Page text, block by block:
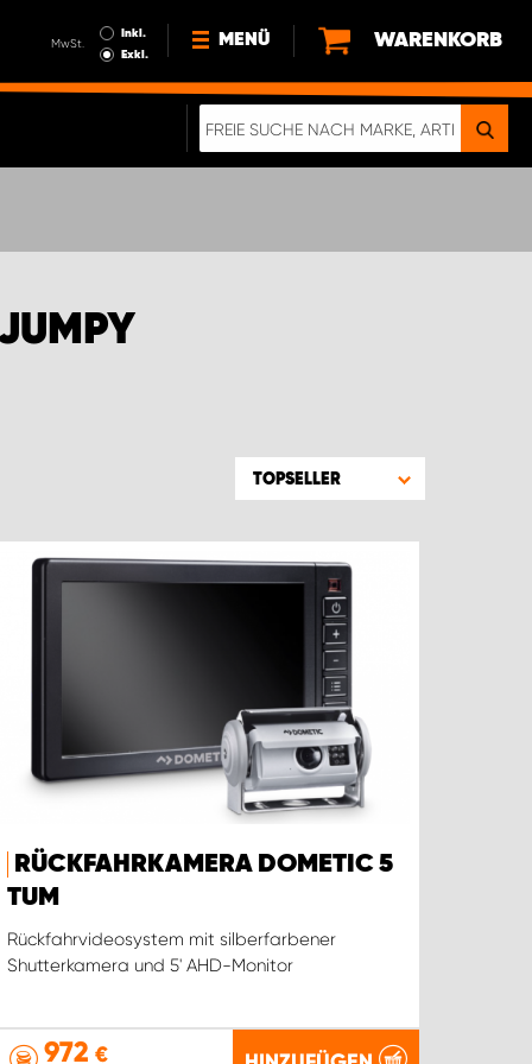
MwSt.
Inkl.
Exkl.
MENÜ
NEWS
WARENKORB
TOPSELLER
RÜCKFAHRKAMERA DOMETIC 5
TUM
Rückfahrvideosystem mit silberfarbener
Shutterkamera und 5' AHD-Monitor
972 €